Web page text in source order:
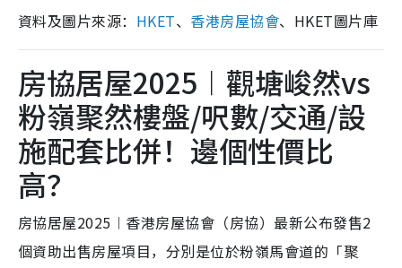
資料及圖片來源： HKET、 香港房屋協會、HKET圖片庫
房協居屋2025︱觀塘峻然vs
粉嶺聚然樓盤/呎數/交通/設
施配套比併！邊個性價比
高？
房協居屋2025︱香港房屋協會（房協）最新公布發售2
個資助出售房屋項目，分別是位於粉嶺馬會道的「聚